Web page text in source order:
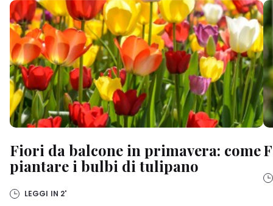
Fiori da balcone in primavera: come
piantare i bulbi di tulipano
LEGGI IN 2'